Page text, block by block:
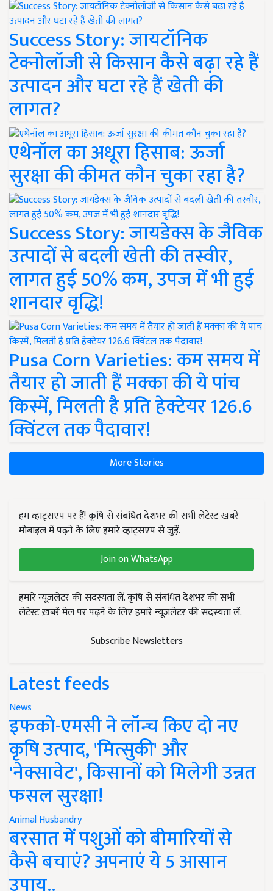
Success Story: जायटॉनिक
टेक्नोलॉजी से किसान कैसे बढ़ा रहे हैं
उत्पादन और घटा रहे हैं खेती की
लागत?
एथेनॉल का अधूरा हिसाब: ऊर्जा
सुरक्षा की कीमत कौन चुका रहा है?
Success Story: जायडेक्स के जैविक
उत्पादों से बदली खेती की तस्वीर,
लागत हुई 50% कम, उपज में भी हुई
शानदार वृद्धि!
Pusa Corn Varieties: कम समय में
तैयार हो जाती हैं मक्का की ये पांच
किस्में, मिलती है प्रति हेक्टेयर 126.6
क्विंटल तक पैदावार!
More Stories
हम व्हाट्सएप पर हैं! कृषि से संबंधित देशभर की सभी लेटेस्ट ख़बरें
मोबाइल में पढ़ने के लिए हमारे व्हाट्सएप से जुड़ें.
Join on WhatsApp
हमारे न्यूज़लेटर की सदस्यता लें. कृषि से संबंधित देशभर की सभी
लेटेस्ट ख़बरें मेल पर पढ़ने के लिए हमारे न्यूज़लेटर की सदस्यता लें.
Subscribe Newsletters
Latest feeds
News
इफको-एमसी ने लॉन्च किए दो नए
कृषि उत्पाद, 'मित्सुकी' और
'नेक्सावेट', किसानों को मिलेगी उन्नत
फसल सुरक्षा!
Animal Husbandry
बरसात में पशुओं को बीमारियों से
कैसे बचाएं? अपनाएं ये 5 आसान